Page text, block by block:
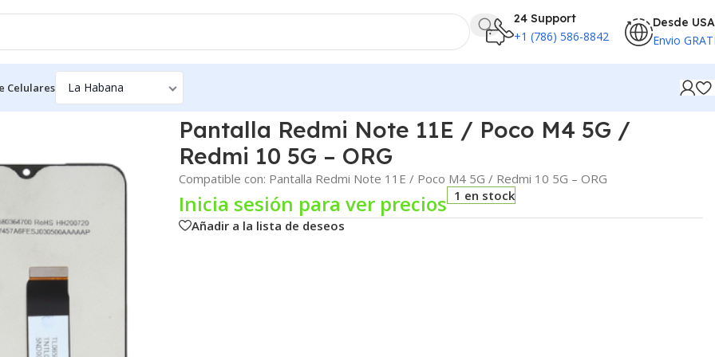
24 Support
+1 (786) 586-8842
Desde USA
Envio
Celulares
Note 11E / Poco M4 5G / Redmi 10 5G – ORG
Pantalla Redmi Note 11E / Poco M4 5G /
Redmi 10 5G – ORG
Compatible con: Pantalla Redmi Note 11E / Poco M4 5G / Redmi 10 5G – ORG
Inicia sesión para ver precios 1 en stock
Añadir a la lista de deseos